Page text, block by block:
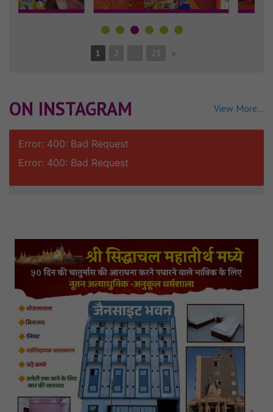
1 2 25
ON INSTAGRAM View More...
Error: 400: Bad Request
Error: 400: Bad Request